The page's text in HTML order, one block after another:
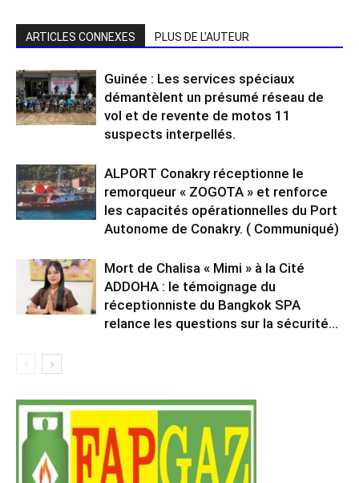
ARTICLES CONNEXES PLUS DE L'AUTEUR
Guinée : Les services spéciaux
démantèlent un présumé réseau de
vol et de revente de motos 11
suspects interpellés.
ALPORT Conakry réceptionne le
remorqueur « ZOGOTA » et renforce
les capacités opérationnelles du Port
Autonome de Conakry. ( Communiqué)
Mort de Chalisa « Mimi » à la Cité
ADDOHA : le témoignage du
réceptionniste du Bangkok SPA
relance les questions sur la sécurité...